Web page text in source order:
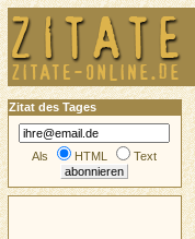
Zitat des Tages
Als HTML Text